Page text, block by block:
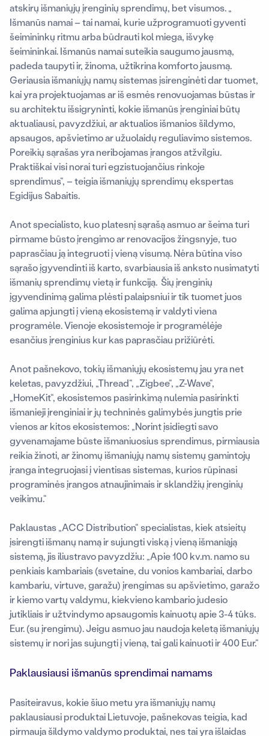
atskirų išmaniųjų įrenginių sprendimų, bet visumos. „
Išmanūs namai – tai namai, kurie užprogramuoti gyventi
šeimininkų ritmu arba būdrauti kol miega, išvykę
šeimininkai. Išmanūs namai suteikia saugumo jausmą,
padeda taupyti ir, žinoma, užtikrina komforto jausmą.
Geriausia išmaniųjų namų sistemas įsirenginėti dar tuomet,
kai yra projektuojamas ar iš esmės renovuojamas būstas ir
su architektu išsigryninti, kokie išmanūs įrenginiai būtų
aktualiausi, pavyzdžiui, ar aktualios išmanios šildymo,
apsaugos, apšvietimo ar užuolaidų reguliavimo sistemos.
Poreikių sąrašas yra neribojamas įrangos atžvilgiu.
Praktiškai visi norai turi egzistuojančius rinkoje
sprendimus“, – teigia išmaniųjų sprendimų ekspertas
Egidijus Sabaitis.
Anot specialisto, kuo platesnį sąrašą asmuo ar šeima turi
pirmame būsto įrengimo ar renovacijos žingsnyje, tuo
paprasčiau ją integruoti į vieną visumą. Nėra būtina viso
sąrašo įgyvendinti iš karto, svarbiausia iš anksto nusimatyti
išmanių sprendimų vietą ir funkciją. Šių įrenginių
įgyvendinimą galima plėsti palaipsniui ir tik tuomet juos
galima apjungti į vieną ekosistemą ir valdyti viena
programėle. Vienoje ekosistemoje ir programėlėje
esančius įrenginius kur kas paprasčiau prižiūrėti.
Anot pašnekovo, tokių išmaniųjų ekosistemų jau yra net
keletas, pavyzdžiui, „Thread“, „Zigbee“, „Z-Wave“,
„HomeKit“, ekosistemos pasirinkimą nulemia pasirinkti
išmanieji įrenginiai ir jų techninės galimybės jungtis prie
vienos ar kitos ekosistemos: „Norint įsidiegti savo
gyvenamajame būste išmaniuosius sprendimus, pirmiausia
reikia žinoti, ar žinomų išmaniųjų namų sistemų gamintojų
įranga integruojasi į vientisas sistemas, kurios rūpinasi
programinės įrangos atnaujinimais ir sklandžių įrenginių
veikimu.“
Paklaustas „ACC Distribution“ specialistas, kiek atsieitų
įsirengti išmanų namą ir sujungti viską į vieną išmaniąją
sistemą, jis iliustravo pavyzdžiu: „Apie 100 kv.m. namo su
penkiais kambariais (svetaine, du vonios kambariai, darbo
kambariu, virtuve, garažu) įrengimas su apšvietimo, garažo
ir kiemo vartų valdymu, kiekvieno kambario judesio
jutikliais ir užtvindymo apsaugomis kainuotų apie 3-4 tūks.
Eur. (su įrengimu). Jeigu asmuo jau naudoja keletą išmaniųjų
sistemų ir nori jas sujungti į vieną, tai gali kainuoti ir 400 Eur.“
Paklausiausi išmanūs sprendimai namams
Pasiteiravus, kokie šiuo metu yra išmaniųjų namų
paklausiausi produktai Lietuvoje, pašnekovas teigia, kad
pirmauja šildymo valdymo produktai, nes tai yra išlaidas